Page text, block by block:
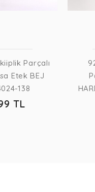
Parçalı
Etek BEJ
138
TL